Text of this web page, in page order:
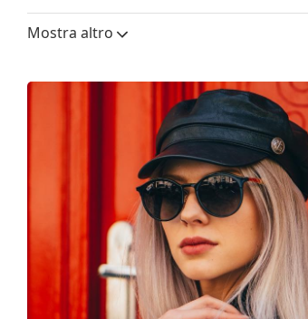
Esplora l'intera gamma diocchiali da
Diametro lente (Calibro):
Sì
Forma montatura:
Colore montatura:
Materiale montatura:
Taglia:
M
Larghezza montatura:
135
Lunghezza asta (Asta):
145
Mostra altro